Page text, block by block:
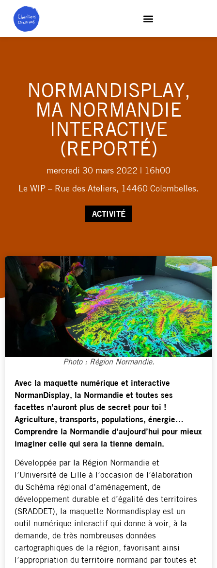
NORMANDISPLAY,
MA NORMANDIE
INTERACTIVE
(REPORTÉ)
mercredi 30 mars 2022 | 16h00
Le WIP – Rue des Ateliers, 14460 Colombelles.
ACTIVITÉ
Photo : Région Normandie.
Avec la maquette numérique et interactive
NormanDisplay, la Normandie et toutes ses
facettes n’auront plus de secret pour toi !
Agriculture, transports, populations, énergie…
Comprendre la Normandie d’aujourd’hui pour mieux
imaginer celle qui sera la tienne demain.
Développée par la Région Normandie et
l’Université de Lille à l’occasion de l’élaboration
du Schéma régional d’aménagement, de
développement durable et d’égalité des territoires
(SRADDET), la maquette Normandisplay est un
outil numérique interactif qui donne à voir, à la
demande, de très nombreuses données
cartographiques de la région, favorisant ainsi
l’appropriation du territoire normand par toutes et